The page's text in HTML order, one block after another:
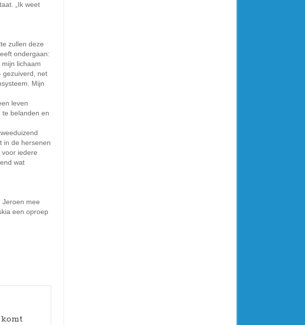
„Ik weet
zullen deze
ondergaan:
lichaam
gezuiverd, net
Mijn
leven
belanden en
in de hersenen
voor iedere
wat
Jeroen mee
een oproep